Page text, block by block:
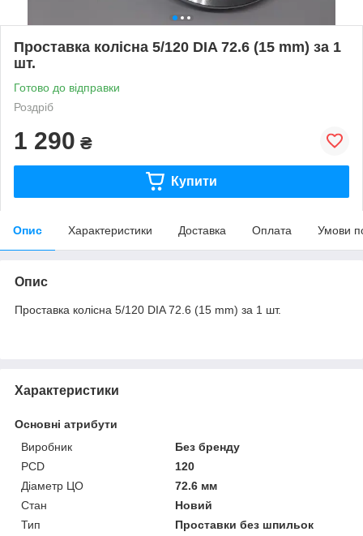
Проставка колісна 5/120 DIA 72.6 (15 mm) за 1
шт.
Готово до відправки
Роздріб
1 290 ₴
Купити
Опис Характеристики Доставка Оплата Умови
Опис
Проставка колісна 5/120 DIA 72.6 (15 mm) за 1 шт.
Характеристики
Основні атрибути
Виробник
Без бренду
PCD
120
Діаметр ЦО
72.6 мм
Стан
Новий
Тип
Проставки без шпильок